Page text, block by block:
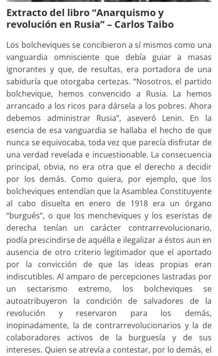
Extracto del libro “Anarquismo y
revolución en Rusia” – Carlos Taibo
Los bolcheviques se concibieron a sí mismos como una
vanguardia omnisciente que debía guiar a masas
ignorantes y que, de resultas, era portadora de una
sabiduría que otorgaba certezas. “Nosotros, el partido
bolchevique, hemos convencido a Rusia. La hemos
arrancado a los ricos para dársela a los pobres. Ahora
debemos administrar Rusia”, aseveró Lenin. En la
esencia de esa vanguardia se hallaba el hecho de que
nunca se equivocaba, toda vez que parecía disfrutar de
una verdad revelada e incuestionable. La consecuencia
principal, obvia, no era otra que el derecho a decidir
por los demás. Como quiera, por ejemplo, que los
bolcheviques entendían que la Asamblea Constituyente
al cabo disuelta en enero de 1918 era un órgano
“burgués”, o que los mencheviques y los eseristas de
derecha tenían un carácter contrarrevolucionario,
podía prescindirse de aquélla e ilegalizar a éstos aun en
ausencia de otro criterio legitimador que el aportado
por la convicción de que las ideas propias eran
indiscutibles. Al amparo de percepciones lastradas por
un sectarismo extremo, los bolcheviques se
autoatribuyeron la condición de salvadores de la
revolución y reservaron para los demás,
inopinadamente, la de contrarrevolucionarios y la de
colaboradores activos de la burguesía y de sus
intereses. Quien se atrevía a contestar, por lo demás, el